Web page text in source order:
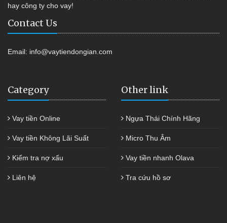
hay công ty cho vay!
Contact Us
Email: info@vaytiendongian.com
Category
Vay tiền Online
Vay tiền Không Lãi Suất
Kiểm tra nợ xấu
Liên hệ
Other link
Ngựa Thái Chính Hãng
Micro Thu Âm
Vay tiền nhanh Olava
Tra cứu hồ sơ